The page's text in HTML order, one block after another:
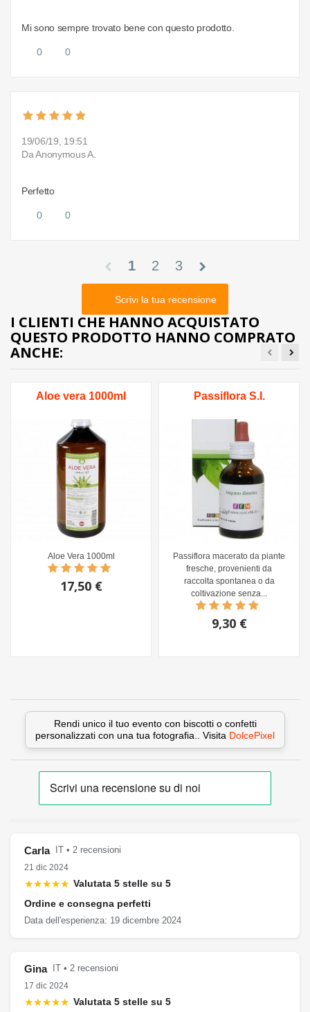
Mi sono sempre trovato bene con questo prodotto.
0 0
19/06/19, 19:51
Da Anonymous A.
Perfetto
0 0
chevron_left 1 2 3 chevron_right
Scrivi la tua recensione
I CLIENTI CHE HANNO ACQUISTATO
QUESTO PRODOTTO HANNO COMPRATO
ANCHE:
Aloe vera 1000ml
Aloe Vera 1000ml
17,50 €
Passiflora S.I.
Passiflora macerato da piante
fresche, provenienti da
raccolta spontanea o da
coltivazione senza...
9,30 €
Rendi unico il tuo evento con biscotti o confetti
personalizzati con una tua fotografia.. Visita DolcePixel
Carla
IT • 2 recensioni
21 dic 2024
★★★★★ Valutata 5 stelle su 5
Ordine e consegna perfetti
Data dell'esperienza: 19 dicembre 2024
Gina
IT • 2 recensioni
17 dic 2024
★★★★★ Valutata 5 stelle su 5